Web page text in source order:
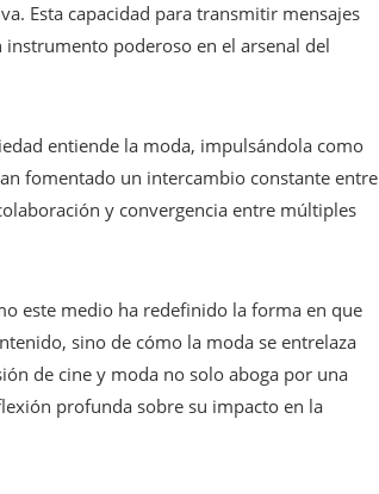
Esta capacidad para transmitir mensajes
instrumento poderoso en el arsenal del
entiende la moda, impulsándola como
fomentado un intercambio constante entre
y convergencia entre múltiples
este medio ha redefinido la forma en que
sino de cómo la moda se entrelaza
de cine y moda no solo aboga por una
profunda sobre su impacto en la